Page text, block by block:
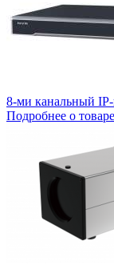
8-ми канальный IP-
Подробнее о товаре